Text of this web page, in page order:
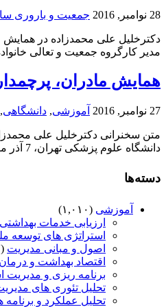
28 نوامبر, 2016 جمعیت و باروری
دکترخلیل علی محمدزاده در
مدیر کارگروه جمعیت و تعالی
همایش مادران،
27 نوامبر, 2016 آموزشی, دانشگاهی,
متن سخنرانی دکترخلیل علی
دانشگاه علوم پزشکی تهران، 7 آذر ماه 1395 بسم الله الرحمن الرحيم با عرض سلام خدمت عزيزان حاضر در جلسه؛ ...
دسته‌ها
آموزشی (۱,۰۱۰)
ارزیابی خدمات
استراتژی های توسعه
اصول و مبانی مدیریت (۸۷)
اقتصاد بهداشت و درمان
برنامه ریزی و مدیریت
تحلیل تئوری های
تحلیل عملکرد و